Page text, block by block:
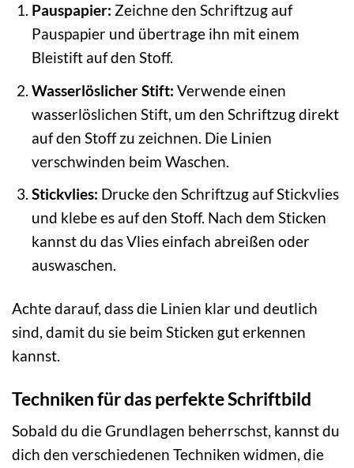
Pauspapier: Zeichne den Schriftzug auf
Pauspapier und übertrage ihn mit einem
Bleistift auf den Stoff.
Wasserlöslicher Stift: Verwende einen
wasserlöslichen Stift, um den Schriftzug direkt
auf den Stoff zu zeichnen. Die Linien
verschwinden beim Waschen.
Stickvlies: Drucke den Schriftzug auf Stickvlies
und klebe es auf den Stoff. Nach dem Sticken
kannst du das Vlies einfach abreißen oder
auswaschen.
Achte darauf, dass die Linien klar und deutlich
sind, damit du sie beim Sticken gut erkennen
kannst.
Techniken für das perfekte Schriftbild
Sobald du die Grundlagen beherrschst, kannst du
dich den verschiedenen Techniken widmen, die